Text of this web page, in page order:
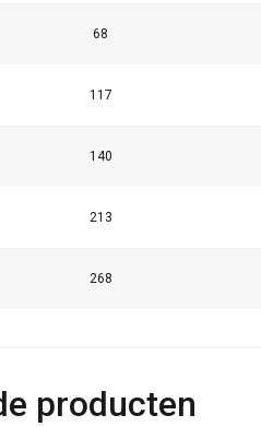
68
117
140
213
268
producten